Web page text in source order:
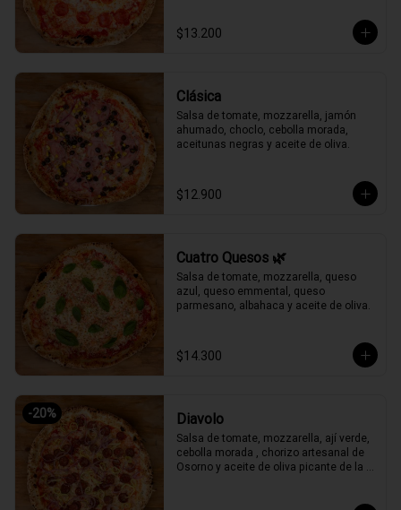
$13.200
Clásica
Salsa de tomate, mozzarella, jamón
ahumado, choclo, cebolla morada,
aceitunas negras y aceite de oliva.
$12.900
Cuatro Quesos 🌿
Salsa de tomate, mozzarella, queso
azul, queso emmental, queso
parmesano, albahaca y aceite de oliva.
$14.300
-20% Diavolo
Salsa de tomate, mozzarella, ají verde,
cebolla morada , chorizo artesanal de
Osorno y aceite de oliva picante de la